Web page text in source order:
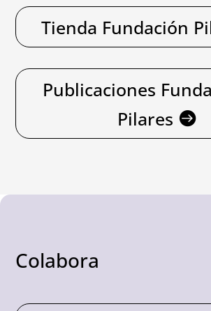
Tienda Fundación
Publicaciones
Pilares
Colabora